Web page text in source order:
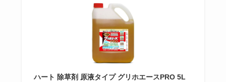
ハート 除草剤 原液タイプ グリホエースPRO 5L